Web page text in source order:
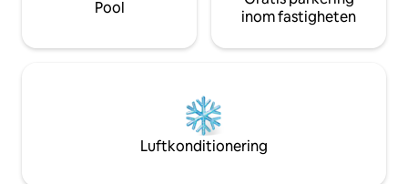
Pool
inom fastigheten
Luftkonditionering